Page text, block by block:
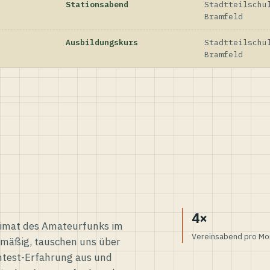
Stationsabend
Bramfeld
Ausbildungskurs
Bramfeld
des Amateurfunks im
tauschen uns über
Erfahrung aus und
4×
Vereinsabend pro